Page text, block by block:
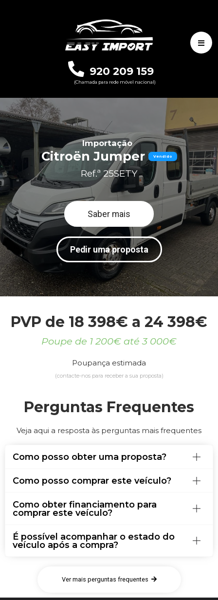
920 209 159
(Chamada para rede móvel nacional)
Importação
Citroën Jumper Vendido
Ref.ª 25SETY
Saber mais
Pedir uma proposta
PVP de 18 398€ a 24 398€
Poupe de 1 200€ até 3 000€
Poupança estimada
(contacte-nos para receber a sua proposta)
Perguntas Frequentes
Veja aqui a resposta às perguntas mais frequentes
Como posso obter uma proposta?
Como posso comprar este veículo?
Como obter financiamento para
comprar este veículo?
É possível acompanhar o estado do
veículo após a compra?
Ver mais perguntas frequentes